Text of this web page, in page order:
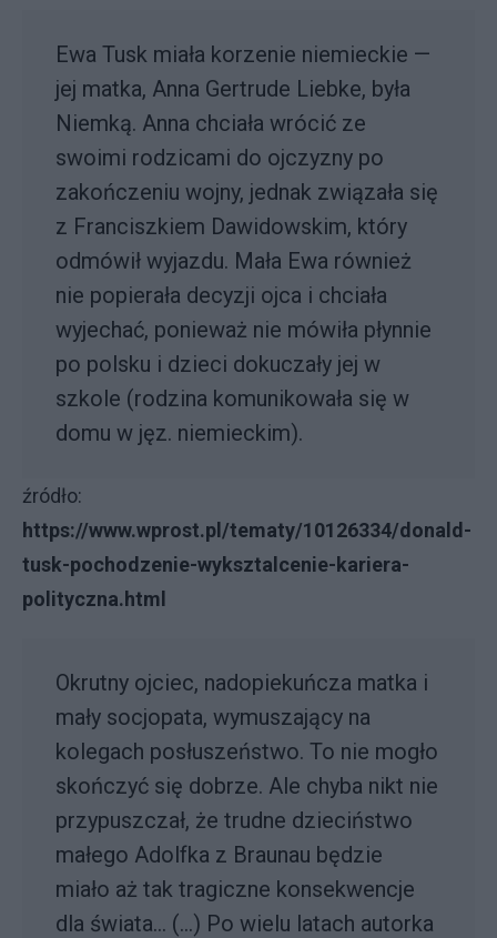
Ewa Tusk miała korzenie niemieckie —
jej matka, Anna Gertrude Liebke, była
Niemką. Anna chciała wrócić ze
swoimi rodzicami do ojczyzny po
zakończeniu wojny, jednak związała się
z Franciszkiem Dawidowskim, który
odmówił wyjazdu. Mała Ewa również
nie popierała decyzji ojca i chciała
wyjechać, ponieważ nie mówiła płynnie
po polsku i dzieci dokuczały jej w
szkole (rodzina komunikowała się w
domu w jęz. niemieckim).
źródło:
https://www.wprost.pl/tematy/10126334/donald-
tusk-pochodzenie-wyksztalcenie-kariera-
polityczna.html
Okrutny ojciec, nadopiekuńcza matka i
mały socjopata, wymuszający na
kolegach posłuszeństwo. To nie mogło
skończyć się dobrze. Ale chyba nikt nie
przypuszczał, że trudne dzieciństwo
małego Adolfka z Braunau będzie
miało aż tak tragiczne konsekwencje
dla świata... (...) Po wielu latach autorka